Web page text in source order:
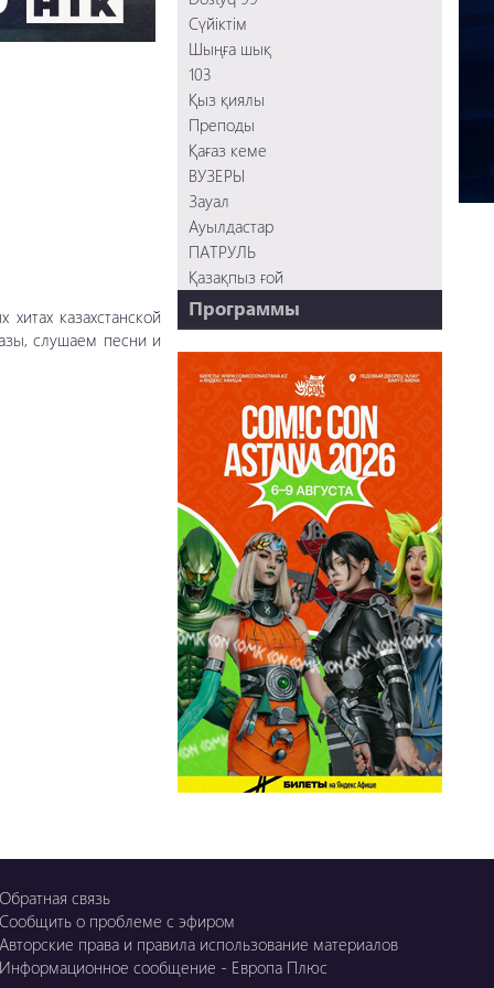
казахстанской
слушаем песни и
Сүйіктім
Шыңға шық
103
Қыз қиялы
Преподы
Қағаз кеме
ВУЗЕРЫ
Зауал
Ауылдастар
ПАТРУЛЬ
Қазақпыз ғой
Программы
REVUE WEEKLY
OZMZ ғой
Пәтерник
Қызық LIVE
Dostyq 99
Ұ-Night show
Сезім Бағы
Обратная связь
Сообщить о проблеме с эфиром
Авторские права и правила использование материалов
Информационное сообщение - Европа Плюс